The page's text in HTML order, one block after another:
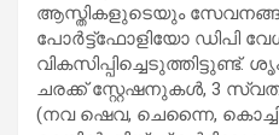
ആസ്തികളുടെയും
പോര്‍ട്ട്‌ഫോളിയോ ഡിപി
ചരക്ക് സ്റ്റേഷനുകള്‍, 3
(നവ ഷെവ, ചെന്നൈ, കൊച്ചി